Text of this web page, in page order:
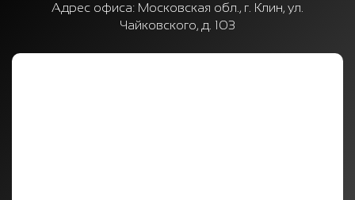
Адрес офиса: Московская обл., г. Клин, ул.
Чайковского, д. 103